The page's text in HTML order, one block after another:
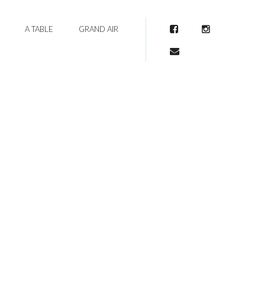
A TABLE GRAND AIR FacebookInstagram
Mail